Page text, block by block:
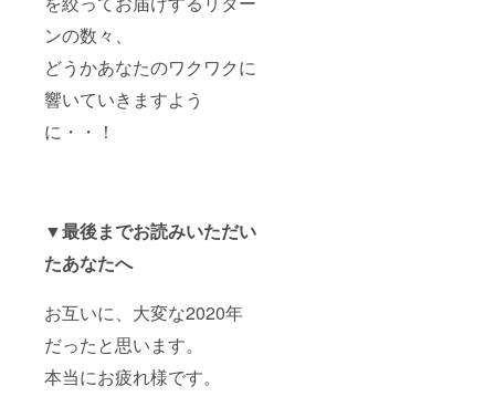
ンの数々、
どうかあなたのワクワクに
響いていきますよう
に・・！
▼最後までお読みいただい
たあなたへ
お互いに、大変な2020年
だったと思います。
本当にお疲れ様です。